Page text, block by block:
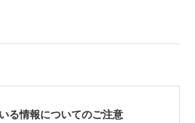
る情報についてのご注意